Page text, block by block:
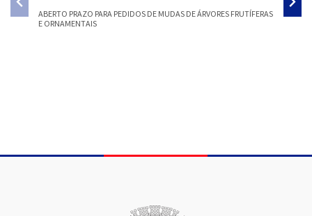
ABERTO PRAZO PARA PEDIDOS DE MUDAS DE ÁRVORES FRUTÍFERAS
E ORNAMENTAIS